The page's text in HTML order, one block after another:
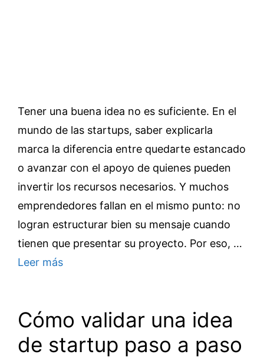
Tener una buena idea no es suficiente. En el
mundo de las startups, saber explicarla
marca la diferencia entre quedarte estancado
o avanzar con el apoyo de quienes pueden
invertir los recursos necesarios. Y muchos
emprendedores fallan en el mismo punto: no
logran estructurar bien su mensaje cuando
tienen que presentar su proyecto. Por eso, …
Leer más
Cómo validar una idea
de startup paso a paso